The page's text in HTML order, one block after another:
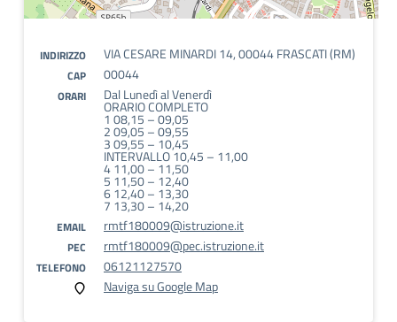
INDIRIZZO VIA CESARE MINARDI 14, 00044 FRASCATI (RM)
CAP 00044
ORARI Dal Lunedì al Venerdì
ORARIO COMPLETO
1 08,15 – 09,05
2 09,05 – 09,55
3 09,55 – 10,45
INTERVALLO 10,45 – 11,00
4 11,00 – 11,50
5 11,50 – 12,40
6 12,40 – 13,30
7 13,30 – 14,20
EMAIL rmtf180009@istruzione.it
PEC rmtf180009@pec.istruzione.it
TELEFONO
06121127570
Naviga su Google Map